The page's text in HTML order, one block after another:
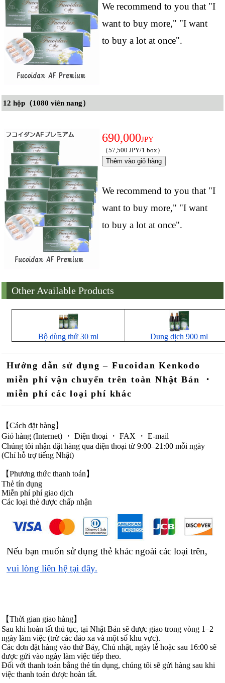
We recommend to you that "I
want to buy more," "I want
to buy a lot at once".
12 hộp（1080 viên nang）
690,000JPY
（57,500 JPY/1 box）
We recommend to you that "I
want to buy more," "I want
to buy a lot at once".
Other Available Products
Bộ dùng thử 30 ml Dung dịch 900 ml
Hướng dẫn sử dụng – Fucoidan Kenkodo
miễn phí vận chuyển trên toàn Nhật Bản ・
miễn phí các loại phí khác
【Cách đặt hàng】
Giỏ hàng (Internet) ・ Điện thoại ・ FAX ・ E-mail
Chúng tôi nhận đặt hàng qua điện thoại từ 9:00–21:00 mỗi ngày
(Chỉ hỗ trợ tiếng Nhật)
【Phương thức thanh toán】
Thẻ tín dụng
Miễn phí phí giao dịch
Các loại thẻ được chấp nhận
Nếu bạn muốn sử dụng thẻ khác ngoài các loại trên,
vui lòng liên hệ tại đây.
【Thời gian giao hàng】
Sau khi hoàn tất thủ tục, tại Nhật Bản sẽ được giao trong vòng 1–2
ngày làm việc (trừ các đảo xa và một số khu vực).
Các đơn đặt hàng vào thứ Bảy, Chủ nhật, ngày lễ hoặc sau 16:00 sẽ
được gửi vào ngày làm việc tiếp theo.
Đối với thanh toán bằng thẻ tín dụng, chúng tôi sẽ gửi hàng sau khi
việc thanh toán được hoàn tất.